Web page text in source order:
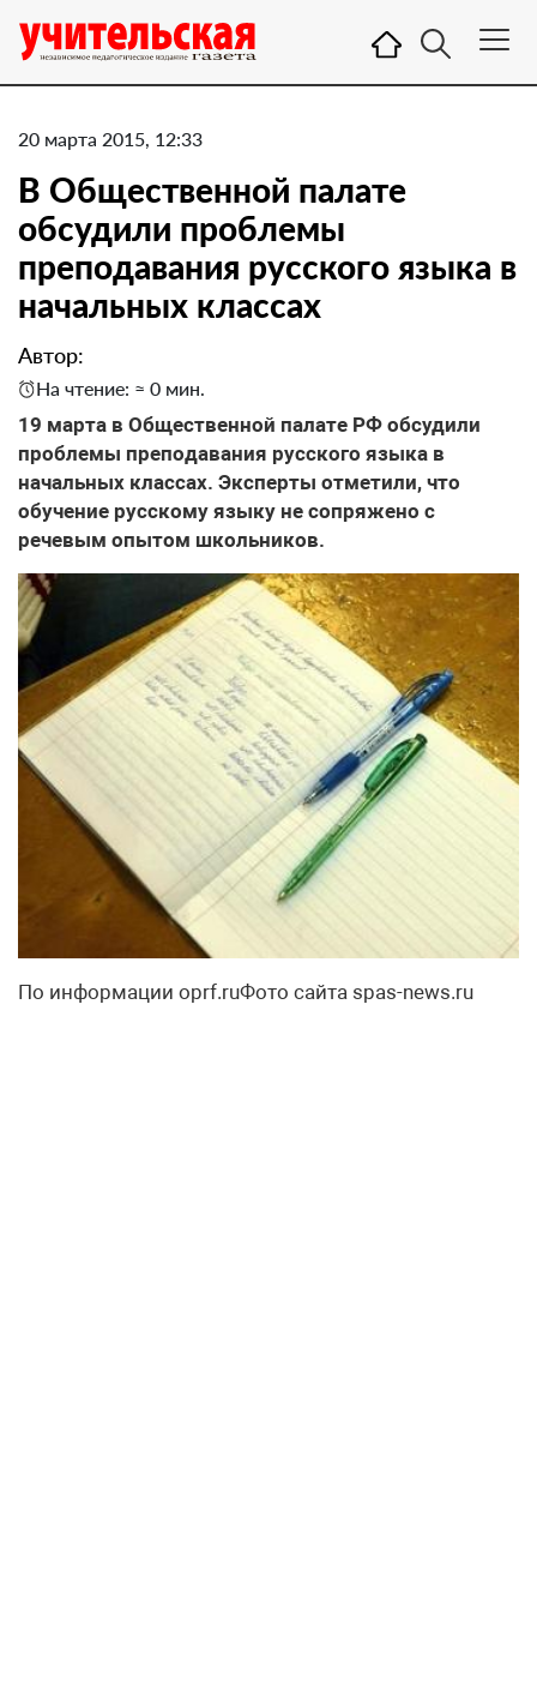
20 марта 2015, 12:33
В Общественной палате
обсудили проблемы
преподавания русского языка в
начальных классах
Автор:
На чтение: ≈ 0 мин.
19 марта в Общественной палате РФ обсудили
проблемы преподавания русского языка в
начальных классах. Эксперты отметили, что
обучение русскому языку не сопряжено с
речевым опытом школьников.
По информации oprf.ruФото сайта spas-news.ru